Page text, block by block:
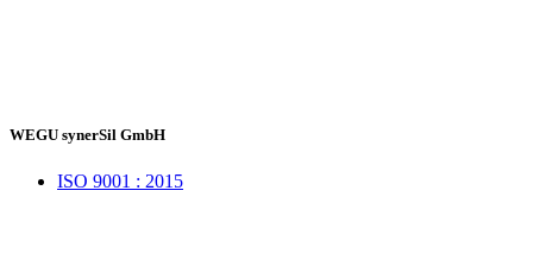
WEGU synerSil GmbH
ISO 9001 : 2015